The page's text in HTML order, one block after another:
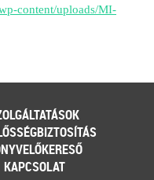
kizárólag online formában
INGYENESEN
content/uploads/MI-
KAPCSOLAT